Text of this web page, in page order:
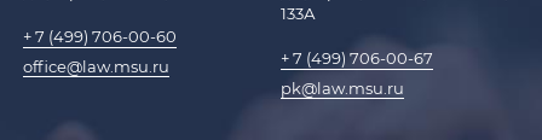
+ 7 (499) 706-00-60
office@law.msu.ru
133А
+ 7 (499) 706-00-67
pk@law.msu.ru